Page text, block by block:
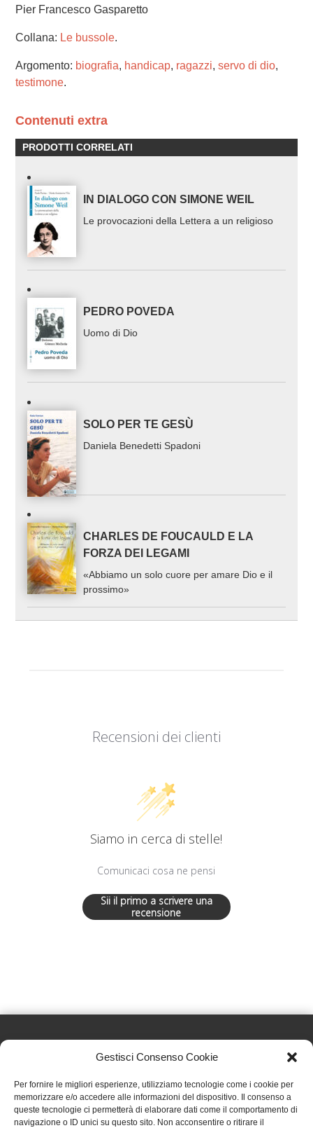
Gestisci Consenso Cookie
Per fornire le migliori esperienze, utilizziamo tecnologie come i cookie per
memorizzare e/o accedere alle informazioni del dispositivo. Il consenso a
queste tecnologie ci permetterà di elaborare dati come il comportamento di
navigazione o ID unici su questo sito. Non acconsentire o ritirare il
Pier Francesco Gasparetto
Collana: Le bussole.
Argomento: biografia, handicap, ragazzi, servo di dio,
testimone.
Contenuti extra
PRODOTTI CORRELATI
IN DIALOGO CON SIMONE WEIL
Le provocazioni della Lettera a un religioso
PEDRO POVEDA
Uomo di Dio
SOLO PER TE GESÙ
Daniela Benedetti Spadoni
CHARLES DE FOUCAULD E LA
FORZA DEI LEGAMI
«Abbiamo un solo cuore per amare Dio e il
prossimo»
Recensioni dei clienti
Siamo in cerca di stelle!
Comunicaci cosa ne pensi
Sii il primo a scrivere una
recensione
Effatà Editrice di Pellegrino Paolo SAS
C.F. e P.IVA 09655250018
Via Tre Denti, 1 - 10060 Cantalupa (TO)